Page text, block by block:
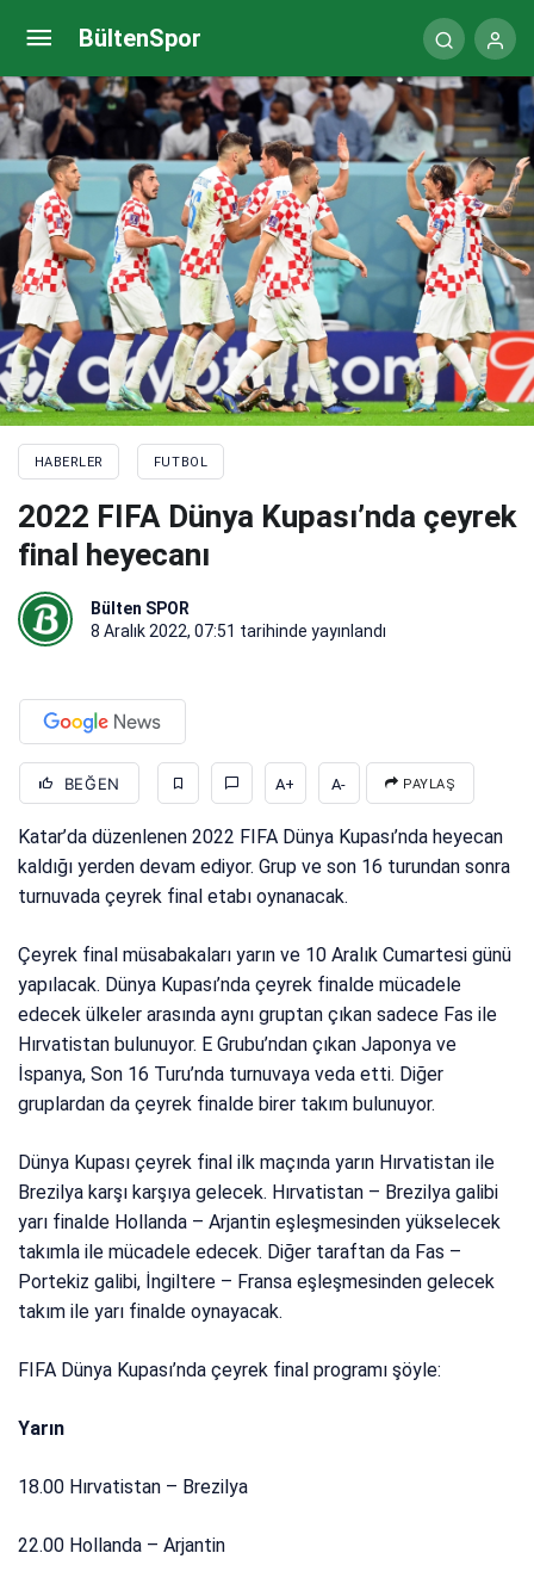
BültenSpor
HABERLER FUTBOL
2022 FIFA Dünya Kupası’nda çeyrek
final heyecanı
Bülten SPOR
8 Aralık 2022, 07:51 tarihinde yayınlandı
BEĞEN A+ A- PAYLAŞ
Katar’da düzenlenen 2022 FIFA Dünya Kupası’nda heyecan
kaldığı yerden devam ediyor. Grup ve son 16 turundan sonra
turnuvada çeyrek final etabı oynanacak.
Çeyrek final müsabakaları yarın ve 10 Aralık Cumartesi günü
yapılacak. Dünya Kupası’nda çeyrek finalde mücadele
edecek ülkeler arasında aynı gruptan çıkan sadece Fas ile
Hırvatistan bulunuyor. E Grubu’ndan çıkan Japonya ve
İspanya, Son 16 Turu’nda turnuvaya veda etti. Diğer
gruplardan da çeyrek finalde birer takım bulunuyor.
Dünya Kupası çeyrek final ilk maçında yarın Hırvatistan ile
Brezilya karşı karşıya gelecek. Hırvatistan – Brezilya galibi
yarı finalde Hollanda – Arjantin eşleşmesinden yükselecek
takımla ile mücadele edecek. Diğer taraftan da Fas –
Portekiz galibi, İngiltere – Fransa eşleşmesinden gelecek
takım ile yarı finalde oynayacak.
FIFA Dünya Kupası’nda çeyrek final programı şöyle:
Yarın
18.00 Hırvatistan – Brezilya
22.00 Hollanda – Arjantin
Onur Bulut’a Fair-Play ödülü